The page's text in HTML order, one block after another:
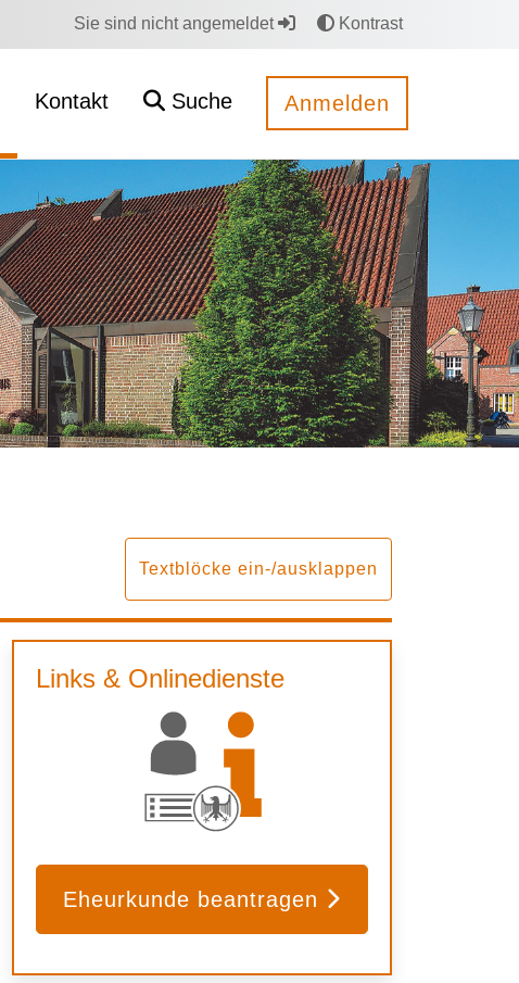
Sie sind nicht angemeldet Kontrast
Kontakt Suche Anmelden
Textblöcke ein-/ausklappen
Links & Onlinedienste
Eheurkunde beantragen